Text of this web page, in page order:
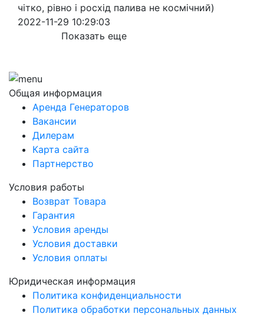
чітко, рівно і росхід палива не космічний)
2022-11-29 10:29:03
Показать еще
Общая информация
Аренда Генераторов
Вакансии
Дилерам
Карта сайта
Партнерство
Условия работы
Возврат Товара
Гарантия
Условия аренды
Условия доставки
Условия оплаты
Юридическая информация
Политика конфиденциальности
Политика обработки персональных данных